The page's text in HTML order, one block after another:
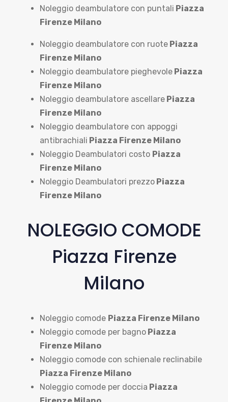
Noleggio deambulatore con puntali Piazza
Firenze Milano
Noleggio deambulatore con ruote Piazza
Firenze Milano
Noleggio deambulatore pieghevole Piazza
Firenze Milano
Noleggio deambulatore ascellare Piazza
Firenze Milano
Noleggio deambulatore con appoggi
antibrachiali Piazza Firenze Milano
Noleggio Deambulatori costo Piazza
Firenze Milano
Noleggio Deambulatori prezzo Piazza
Firenze Milano
NOLEGGIO COMODE
Piazza Firenze
Milano
Noleggio comode Piazza Firenze Milano
Noleggio comode per bagno Piazza
Firenze Milano
Noleggio comode con schienale reclinabile
Piazza Firenze Milano
Noleggio comode per doccia Piazza